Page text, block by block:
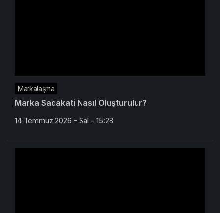
Markalaşma
Marka Sadakati Nasıl Oluşturulur?
14 Temmuz 2026 - Sal - 15:28